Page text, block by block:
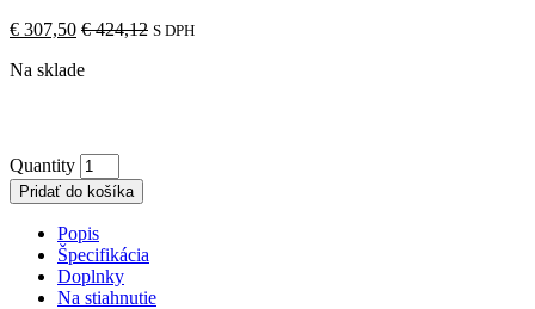
€ 307,50 €424,12 S DPH
Na sklade
Quantity
Pridať do košíka
Popis
Špecifikácia
Doplnky
Na stiahnutie